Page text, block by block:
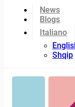
News
Blogs
Italiano
Shqip